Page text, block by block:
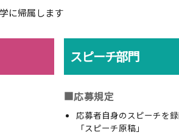
に帰属します
スピーチ部門
■応募規定
応募者自身のスピーチを
「スピーチ原稿」